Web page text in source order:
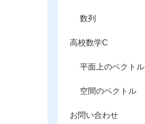
数列
高校数学C
平面上のベクトル
空間のベクトル
お問い合わせ